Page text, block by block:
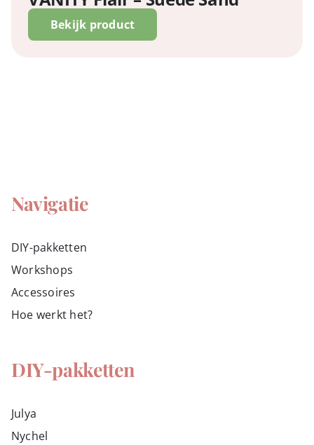
Bekijk product
Navigatie
DIY-pakketten
Workshops
Accessoires
Hoe werkt het?
DIY-pakketten
Julya
Nychel